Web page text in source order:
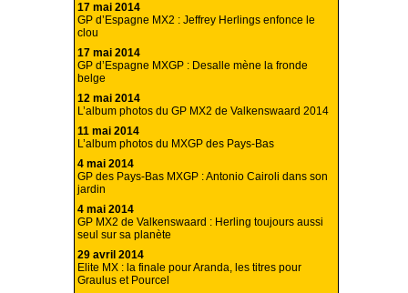
17 mai 2014
GP d’Espagne MX2 : Jeffrey Herlings enfonce le
clou
17 mai 2014
GP d’Espagne MXGP : Desalle mène la fronde
belge
12 mai 2014
L’album photos du GP MX2 de Valkenswaard 2014
11 mai 2014
L’album photos du MXGP des Pays-Bas
4 mai 2014
GP des Pays-Bas MXGP : Antonio Cairoli dans son
jardin
4 mai 2014
GP MX2 de Valkenswaard : Herling toujours aussi
seul sur sa planète
29 avril 2014
Elite MX : la finale pour Aranda, les titres pour
Graulus et Pourcel